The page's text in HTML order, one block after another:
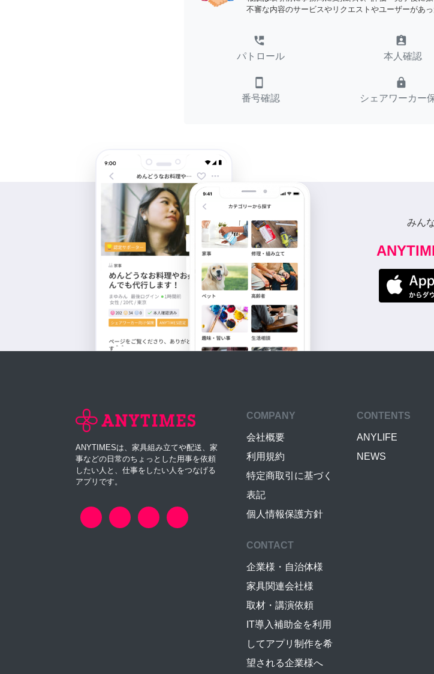
不審な内容のサービスやリクエストやユーザーがあ
perm_phone_msg
パトロール
assignment_ind
本人確認
smartphone
番号確認
lock
シェアワーカー
みん
ANYTIMESは、家具組み立てや配送、家
事などの日常のちょっとした用事を依頼
したい人と、仕事をしたい人をつなげる
アプリです。
COMPANY
会社概要
利用規約
特定商取引に基づく
表記
個人情報保護方針
CONTENTS
ANYLIFE
NEWS
CONTACT
企業様・自治体様
家具関連会社様
取材・講演依頼
IT導入補助金を利用
してアプリ制作を希
望される企業様へ